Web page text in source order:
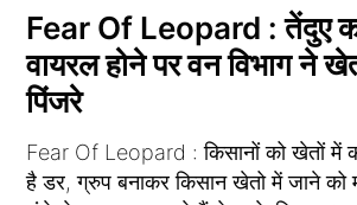
Fear Of Leopard : तेंदुए का
वायरल होने पर वन विभाग ने
पिंजरे
Fear Of Leopard : किसानों को खेतों में
है डर, ग्रुप बनाकर किसान खेतो में जाने को